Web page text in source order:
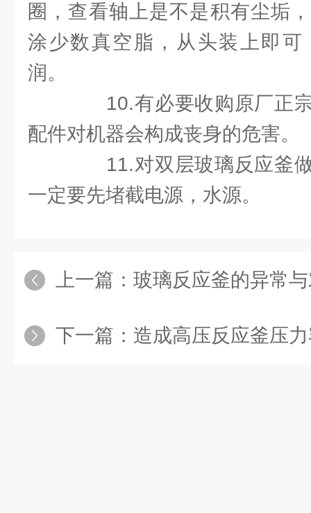
圈，查看轴上是不是积有尘垢
涂少数真空脂，从头装上即可
润。
10.有必要收购原厂正宗
配件对机器会构成丧身的危害。
11.对双层玻璃反应釜做
一定要先堵截电源，水源。
上一篇： 玻璃反应釜的异常
下一篇： 造成高压反应釜压力容器